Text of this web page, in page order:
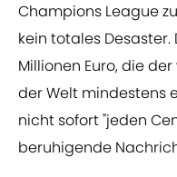
Champions League
kein totales
Millionen Euro, die
der Welt mindestens
nicht sofort "jeden
beruhigende